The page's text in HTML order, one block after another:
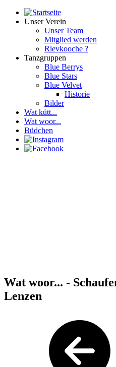
Unser Verein
Unser Team
Mitglied werden
Rievkooche ?
Tanzgruppen
Blue Berrys
Blue Stars
Blue Velvet
Historie
Bilder
Wat kütt...
Wat woor...
Büdchen
Wat woor... -
Lenzen